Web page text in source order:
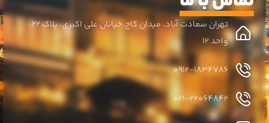
تهران سعادت آباد، میدان کاج،خیابان علی اکبری، پلاک 22،
واحد 12
0912-1834786
021-22064842